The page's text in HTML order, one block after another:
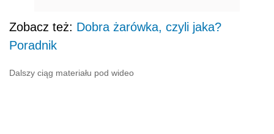
Zobacz też: Dobra żarówka, czyli jaka?
Poradnik
Dalszy ciąg materiału pod wideo